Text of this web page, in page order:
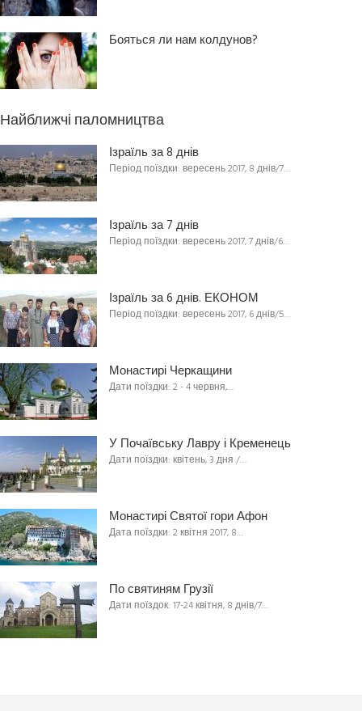
Бояться ли нам колдунов?
Найближчі паломництва
Ізраїль за 8 днів
Період поїздки: вересень 2017, 8 днів/7…
Ізраїль за 7 днів
Період поїздки: вересень 2017, 7 днів/6…
Ізраїль за 6 днів. ЕКОНОМ
Період поїздки: вересень 2017, 6 днів/5…
Монастирі Черкащини
Дати поїздки: 2 - 4 червня,…
У Почаївську Лавру і Кременець
Дати поїздки: квітень, 3 дня /…
Монастирі Святої гори Афон
Дата поїздки: 2 квітня 2017, 8…
По святиням Грузії
Дати поїздок: 17-24 квітня, 8 днів/7…